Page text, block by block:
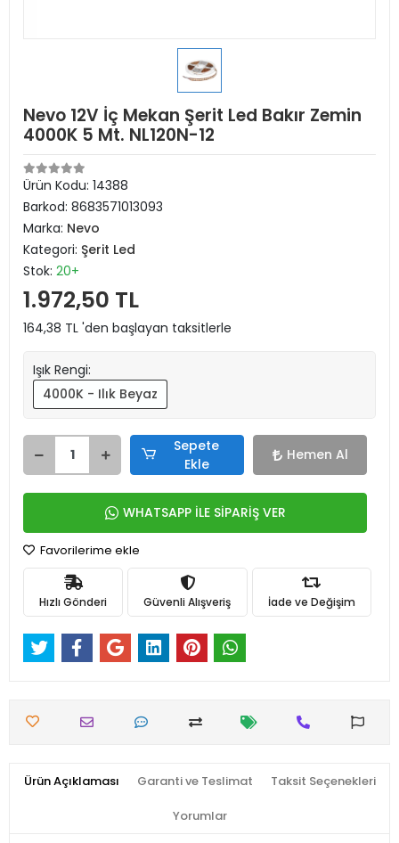
Nevo 12V İç Mekan Şerit Led Bakır Zemin
4000K 5 Mt. NL120N-12
Ürün Kodu: 14388
Barkod: 8683571013093
Marka: Nevo
Kategori: Şerit Led
Stok: 20+
1.972,50 TL
164,38 TL 'den başlayan taksitlerle
Işık Rengi:
4000K - Ilık Beyaz
Sepete
Ekle
Hemen Al
WHATSAPP İLE SİPARİŞ VER
Favorilerime ekle
Hızlı Gönderi Güvenli Alışveriş İade ve Değişim
Ürün Açıklaması Garanti ve Teslimat Taksit Seçenekleri
Yorumlar